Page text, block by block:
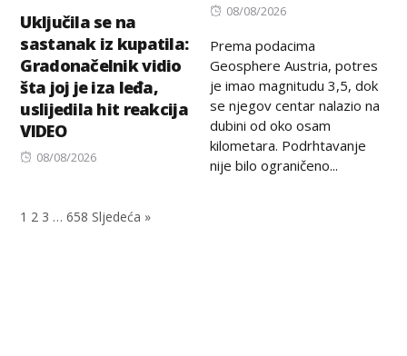
Uključila se na
sastanak iz kupatila:
Gradonačelnik vidio
šta joj je iza leđa,
uslijedila hit reakcija
VIDEO
Posted
08/08/2026
Posted
08/08/2026
Prema podacima
Geosphere Austria, potres
je imao magnitudu 3,5, dok
se njegov centar nalazio na
dubini od oko osam
kilometara. Podrhtavanje
nije bilo ograničeno...
1 2 3 … 658 Sljedeća »